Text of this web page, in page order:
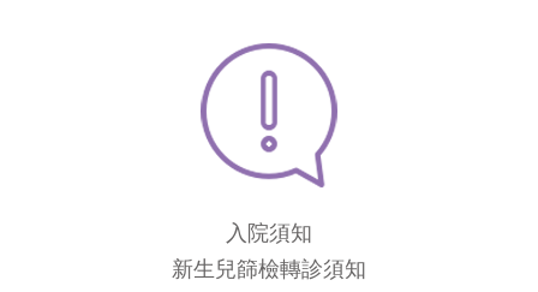
入院須知
新生兒篩檢轉診須知